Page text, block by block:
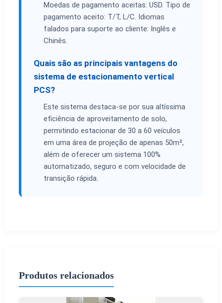
Moedas de pagamento aceitas: USD. Tipo de
pagamento aceito: T/T, L/C. Idiomas
falados para suporte ao cliente: Inglês e
Chinês.
Quais são as principais vantagens do
sistema de estacionamento vertical
PCS?
Este sistema destaca-se por sua altíssima
eficiência de aproveitamento de solo,
permitindo estacionar de 30 a 60 veículos
em uma área de projeção de apenas 50m²,
além de oferecer um sistema 100%
automatizado, seguro e com velocidade de
transição rápida.
Produtos relacionados